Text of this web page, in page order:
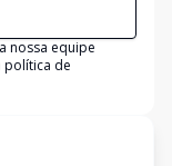
nossa equipe
política de